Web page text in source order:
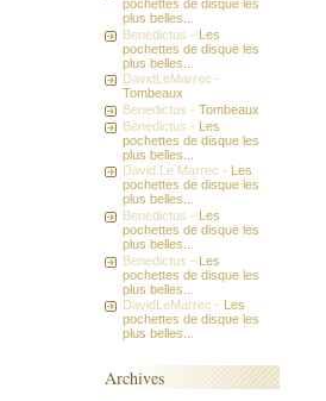
pochettes de disque les
plus belles...
Benedictus - Les
pochettes de disque les
plus belles...
DavidLeMarrec -
Tombeaux
Benedictus -Tombeaux
Benedictus - Les
pochettes de disque les
plus belles...
David Le Marrec -
Les
pochettes de disque les
plus belles...
Benedictus - Les
pochettes de disque les
plus belles...
Benedictus - Les
pochettes de disque les
plus belles...
DavidLeMarrec -
Les
pochettes de disque les
plus belles...
Archives